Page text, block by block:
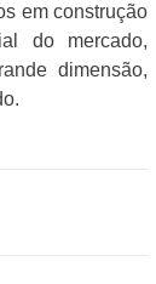
em construção
do mercado,
dimensão,